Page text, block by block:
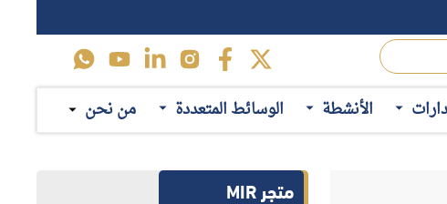
الأنشطة الوسائط المتعددة من نحن
متجر MIR